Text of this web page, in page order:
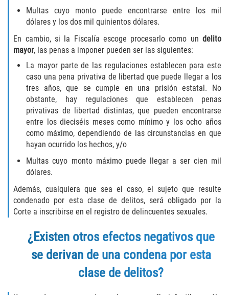
Dañar Líneas Telefónicas, Eléctricas o
de Servicios Públicos
Invasión Agravada de Propiedad
Ajena
Invasión de Propiedad Ajena
Vandalismo
DUI
Audiencia Administrativa del DMV
Conducción Imprudente con
Conducción Imprudente sin Presencia
de Alcohol
Cuarta Ofensa de DUI
Multas cuyo monto puede encontrarse entre los mil
dólares y los dos mil quinientos dólares.
En cambio, si la Fiscalía escoge procesarlo como un delito
mayor, las penas a imponer pueden ser las siguientes:
La mayor parte de las regulaciones establecen para este
caso una pena privativa de libertad que puede llegar a los
tres años, que se cumple en una prisión estatal. No
obstante, hay regulaciones que establecen penas
privativas de libertad distintas, que pueden encontrarse
entre los dieciséis meses como mínimo y los ocho años
como máximo, dependiendo de las circunstancias en que
hayan ocurrido los hechos, y/o
Multas cuyo monto máximo puede llegar a ser cien mil
dólares.
Además, cualquiera que sea el caso, el sujeto que resulte
condenado por esta clase de delitos, será obligado por la
Corte a inscribirse en el registro de delincuentes sexuales.
¿Existen otros efectos negativos que
se derivan de una condena por esta
clase de delitos?